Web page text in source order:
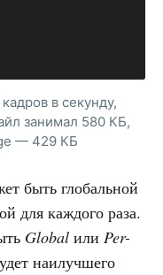
в секунду,
занимал 580 КБ,
— 429 КБ
быть глобальной
для каждого раза.
Global или Per-
наилучшего